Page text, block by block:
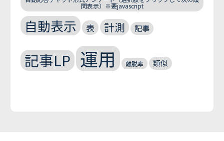
問表示）※要javascript
自動表示 表 計測 記事
記事LP 運用 離脱率 類似